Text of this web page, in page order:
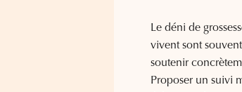
Le déni de
vivent sont
soutenir
Proposer un suivi